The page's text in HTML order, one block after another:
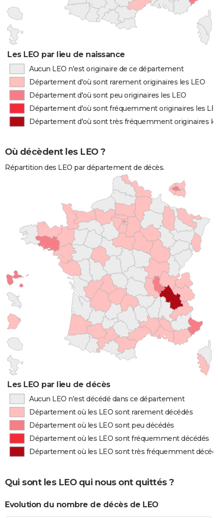
Les LEO par lieu de naissance
Aucun LEO n'est originaire de ce département
Département d'où sont rarement originaires les LEO
Département d'où sont peu originaires les LEO
Département d'où sont fréquemment originaires les
Département d'où sont très fréquemment originaires
Où décèdent les LEO ?
Répartition des LEO par département de décès.
Les LEO par lieu de décès
Aucun LEO n'est décédé dans ce département
Département où les LEO sont rarement décédés
Département où les LEO sont peu décédés
Département où les LEO sont fréquemment décédés
Département où les LEO sont très fréquemment
Qui sont les LEO qui nous ont quittés ?
Evolution du nombre de décès de LEO